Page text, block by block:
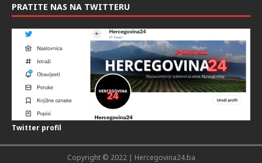
PRATITE NAS NA TWITTERU
Twitter profil
Copyright © 2022 | Hercegovina24.ba